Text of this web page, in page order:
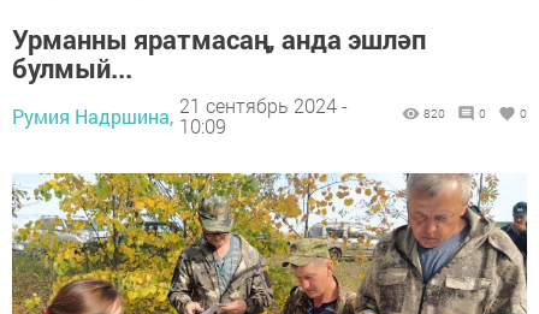
Урманны яратмасаң, анда эшләп
булмый...
Румия Надршина, 21 сентябрь 2024 -
10:09
820 0 0